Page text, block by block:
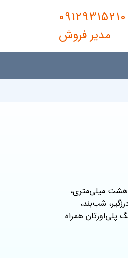
09129315210
مدیر فروش
درب ورودی دولنگه با چهارچوب و استراکچر مستحکم به ضخامت 1.25 میلی‌متر و رویه MDF هشت میلی‌متری،
شب‌بند،
همراه